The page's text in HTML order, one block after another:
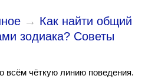
→ Как найти общий
зодиака? Советы
всём чёткую линию поведения.